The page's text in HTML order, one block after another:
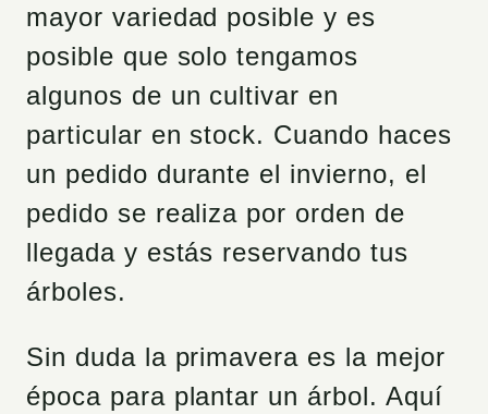
mayor variedad posible y es
posible que solo tengamos
algunos de un cultivar en
particular en stock. Cuando haces
un pedido durante el invierno, el
pedido se realiza por orden de
llegada y estás reservando tus
árboles.
Sin duda la primavera es la mejor
época para plantar un árbol. Aquí